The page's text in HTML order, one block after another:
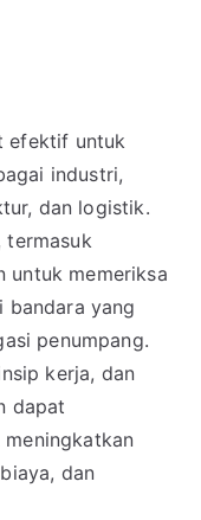
efektif untuk
industri,
dan logistik.
termasuk
untuk memeriksa
yang
penumpang.
kerja, dan
dapat
dan